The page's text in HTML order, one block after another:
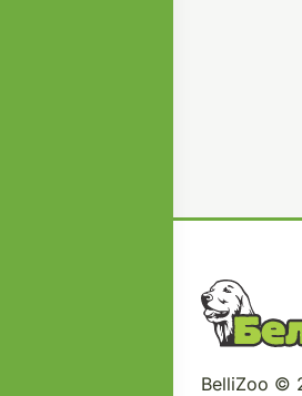
BelliZoo ©